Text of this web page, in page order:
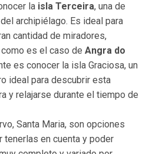
la isla Terceira, una de
archipiélago. Es ideal para
cantidad de miradores,
es el caso de Angra do
es conocer la isla Graciosa, un
ideal para descubrir esta
y relajarse durante el tiempo de
Santa Maria, son opciones
tenerlas en cuenta y poder